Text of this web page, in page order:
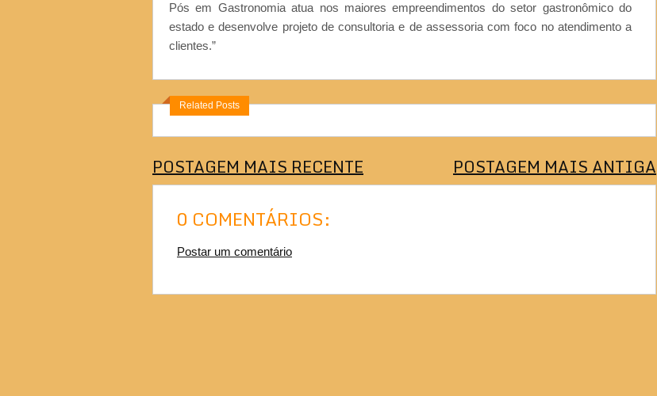
Pós em Gastronomia atua nos maiores empreendimentos do setor gastronômico do
estado e desenvolve projeto de consultoria e de assessoria com foco no atendimento a
clientes.”
Related Posts
POSTAGEM MAIS RECENTE POSTAGEM MAIS ANTIGA
0 COMENTÁRIOS:
Postar um comentário